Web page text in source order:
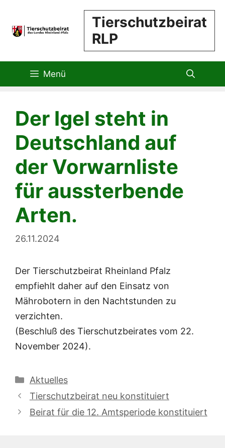
springen
Tierschutzbeirat
RLP
Menü
Der Igel steht in
Deutschland auf
der Vorwarnliste
für aussterbende
Arten.
26.11.2024
Der Tierschutzbeirat Rheinland Pfalz
empfiehlt daher auf den Einsatz von
Mährobotern in den Nachtstunden zu
verzichten.
(Beschluß des Tierschutzbeirates vom 22.
November 2024).
Kategorien
Aktuelles
Tierschutzbeirat neu konstituiert
Beirat für die 12. Amtsperiode konstituiert